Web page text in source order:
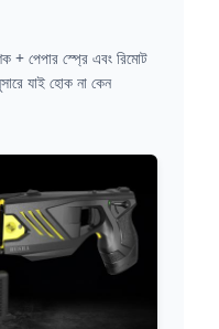
+ পেপার স্প্রে এবং রিমোট
যাই হোক না কেন